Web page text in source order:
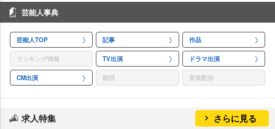
芸能人事典
芸能人TOP 記事 作品
ランキング情報 TV出演 ドラマ出演
CM出演 歌詞 音楽配信
求人特集 さらに見る